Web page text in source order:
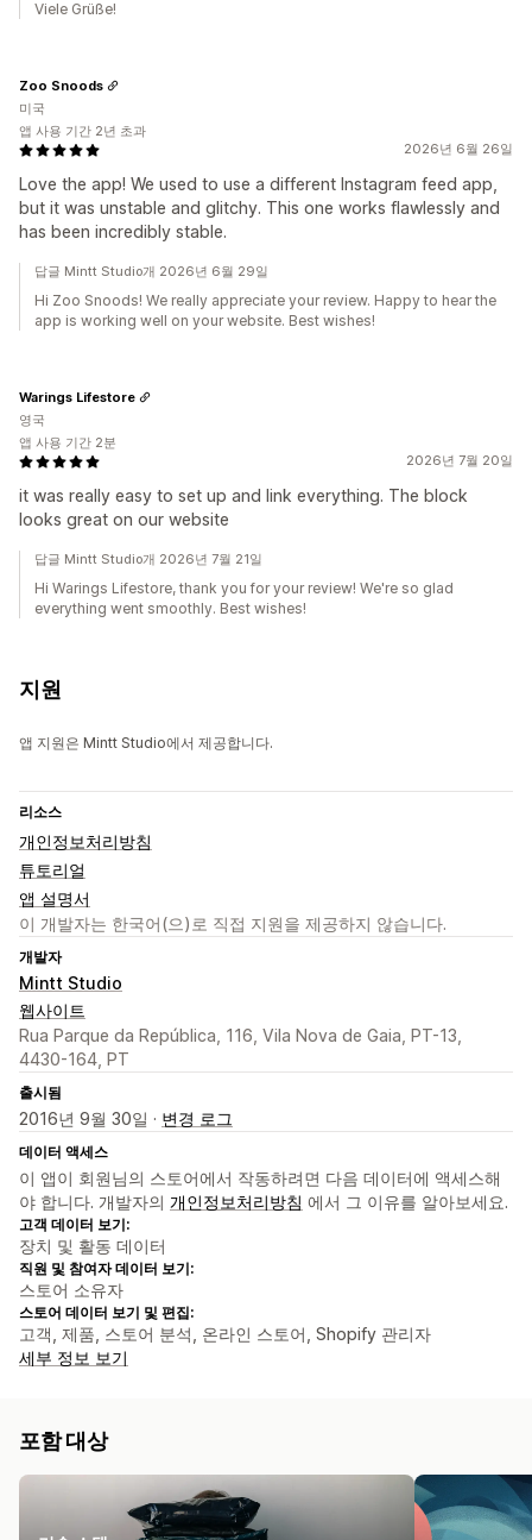
Viele Grüße!
2026년 6월 26일
Love the app! We used to use a different Instagram feed app,
but it was unstable and glitchy. This one works flawlessly and
has been incredibly stable.
Zoo Snoods
미국
앱 사용 기간 2년 초과
답글 Mintt Studio개 2026년 6월 29일
Hi Zoo Snoods! We really appreciate your review. Happy to hear the
app is working well on your website. Best wishes!
2026년 7월 20일
it was really easy to set up and link everything. The block
looks great on our website
Warings Lifestore
영국
앱 사용 기간 2분
답글 Mintt Studio개 2026년 7월 21일
Hi Warings Lifestore, thank you for your review! We're so glad
everything went smoothly. Best wishes!
지원
앱 지원은 Mintt Studio에서 제공합니다.
리소스
개인정보처리방침
튜토리얼
앱 설명서
이 개발자는 한국어(으)로 직접 지원을 제공하지 않습니다.
개발자
Mintt Studio
웹사이트
Rua Parque da República, 116, Vila Nova de Gaia, PT-13,
4430-164, PT
출시됨
2016년 9월 30일 · 변경 로그
데이터 액세스
이 앱이 회원님의 스토어에서 작동하려면 다음 데이터에 액세스해
야 합니다. 개발자의 개인정보처리방침 에서 그 이유를 알아보세요.
고객 데이터 보기:
장치 및 활동 데이터
직원 및 참여자 데이터 보기:
스토어 소유자
스토어 데이터 보기 및 편집:
고객, 제품, 스토어 분석, 온라인 스토어, Shopify 관리자
세부 정보 보기
포함 대상